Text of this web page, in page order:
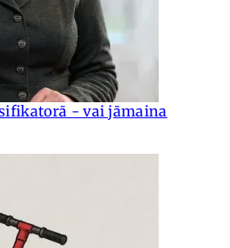
- vai jāmaina